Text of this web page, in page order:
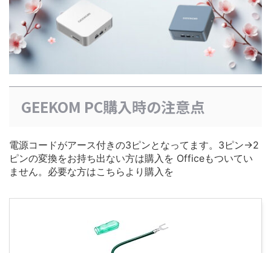
GEEKOM PC購入時の注意点
電源コードがアース付きの3ピンとなってます。3ピン→2
ピンの変換をお持ち出ない方は購入を Officeもついてい
ません。必要な方はこちらより購入を